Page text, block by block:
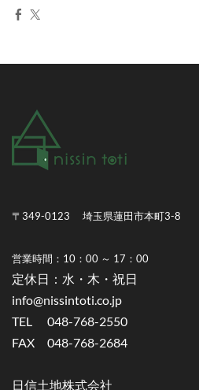
〒349-0123 埼玉県蓮田市本町3-8
営業時間：10：00 ～ 17：00
​定休日：水・木・祝日
info@nissintoti.co.jp
TEL 048-768-2550
FAX 048-768-2684
​日信土地株式会社